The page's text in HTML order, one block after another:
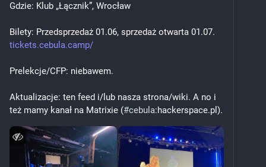
Gdzie: Klub „Łącznik”, Wrocław
Bilety: Przedsprzedaż 01.06, sprzedaż otwarta 01.07.
tickets.cebula.camp/
Prelekcje/CFP: niebawem.
Aktualizacje: ten feed i/lub nasza strona/wiki. A no i
też mamy kanał na Matrixie (#cebula:hackerspace.pl).